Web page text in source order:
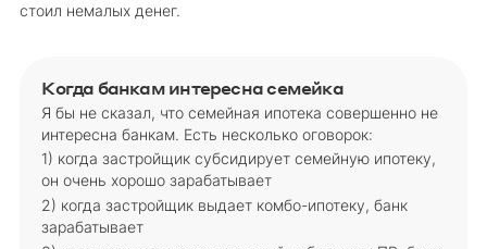
стоил немалых денег.
Когда банкам интересна семейка
Я бы не сказал, что семейная ипотека совершенно не
интересна банкам. Есть несколько оговорок:
1) когда застройщик субсидирует семейную ипотеку,
он очень хорошо зарабатывает
2) когда застройщик выдает комбо-ипотеку, банк
зарабатывает